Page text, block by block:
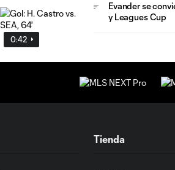
0:42
Evander se
y Leagues Cup
Tienda